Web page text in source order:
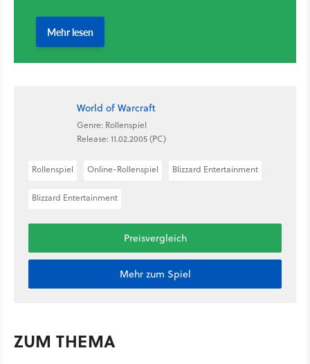
World of Warcraft
Genre: Rollenspiel
Release: 11.02.2005 (PC)
Rollenspiel Online-Rollenspiel Blizzard Entertainment
Blizzard Entertainment
Preisvergleich
Mehr zum Spiel
ZUM THEMA